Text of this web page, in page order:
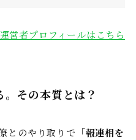
運営者プロフィールはこちら
その本質とは？
とのやり取りで「報連相を